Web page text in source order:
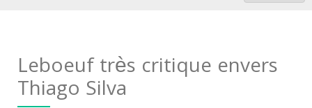
Leboeuf très critique envers
Thiago Silva